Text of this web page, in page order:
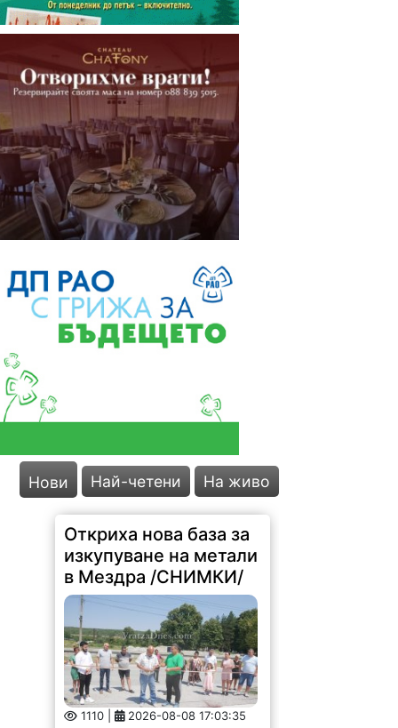
Нови Най-четени На живо
Откриха нова база за
изкупуване на метали
в Мездра /СНИМКИ/
1110 | 2026-08-08 17:03:35